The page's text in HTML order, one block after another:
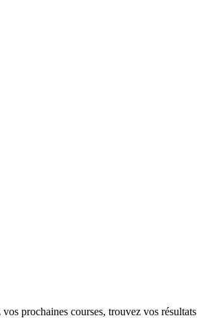
prochaines courses, trouvez vos